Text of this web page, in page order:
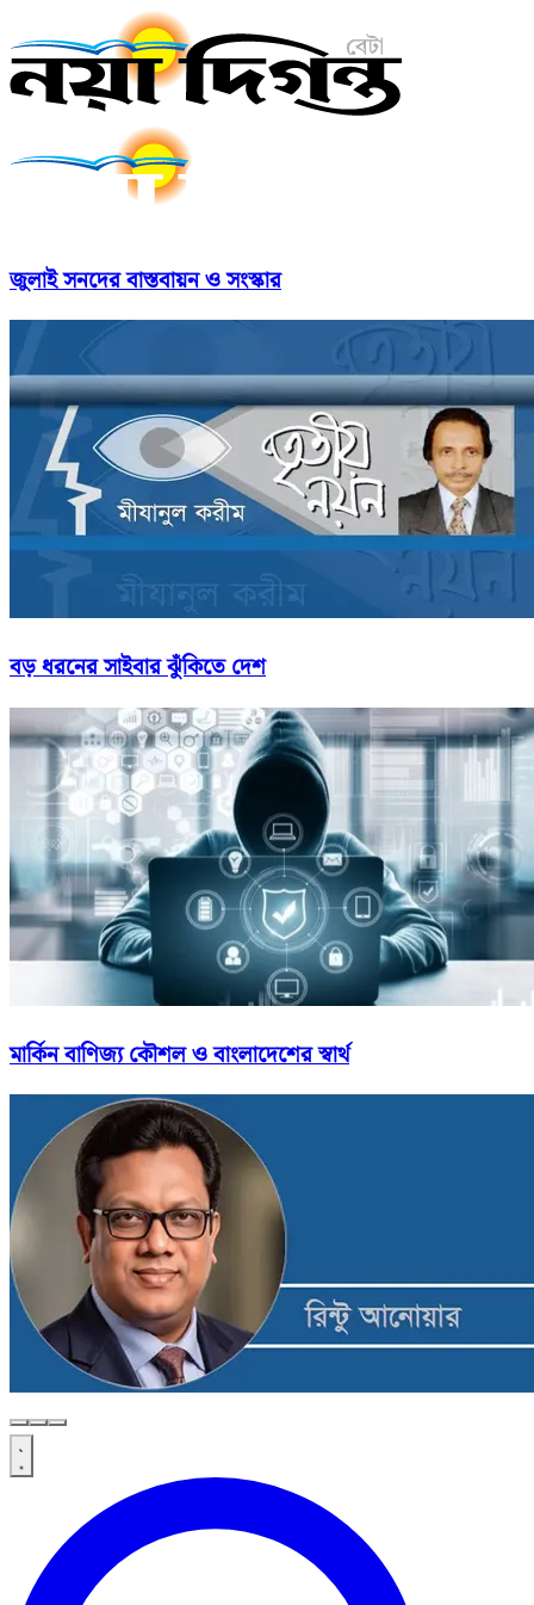
জুলাই সনদের বাস্তবায়ন ও সংস্কার
বড় ধরনের সাইবার ঝুঁকিতে দেশ
মার্কিন বাণিজ্য কৌশল ও বাংলাদেশের স্বার্থ